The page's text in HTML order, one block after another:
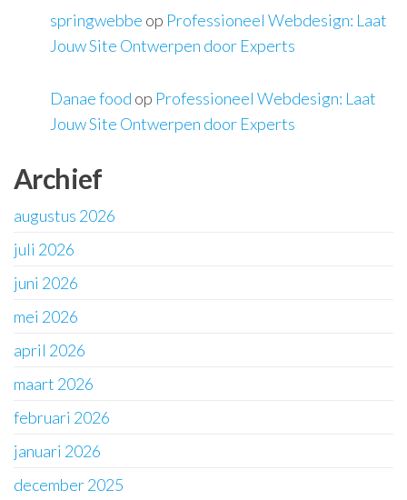
springwebbe op Professioneel Webdesign: Laat
Jouw Site Ontwerpen door Experts
Danae food op Professioneel Webdesign: Laat
Jouw Site Ontwerpen door Experts
Archief
augustus 2026
juli 2026
juni 2026
mei 2026
april 2026
maart 2026
februari 2026
januari 2026
december 2025